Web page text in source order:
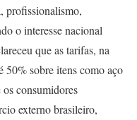
profissionalismo,
o interesse nacional
que as tarifas, na
50% sobre itens como aço
consumidores
externo brasileiro,